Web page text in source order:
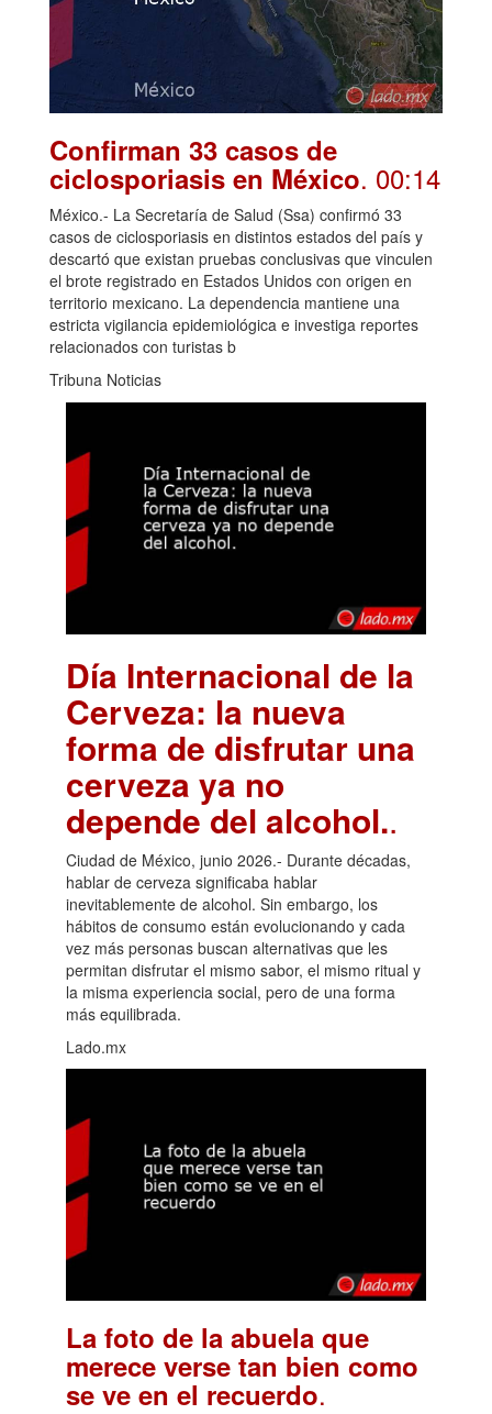
Confirman 33 casos de
ciclosporiasis en México. 00:14
México.- La Secretaría de Salud (Ssa) confirmó 33
casos de ciclosporiasis en distintos estados del país y
descartó que existan pruebas conclusivas que vinculen
el brote registrado en Estados Unidos con origen en
territorio mexicano. La dependencia mantiene una
estricta vigilancia epidemiológica e investiga reportes
relacionados con turistas b
Tribuna Noticias
Día Internacional de la
Cerveza: la nueva
forma de disfrutar una
cerveza ya no
depende del alcohol..
Ciudad de México, junio 2026.- Durante décadas,
hablar de cerveza significaba hablar
inevitablemente de alcohol. Sin embargo, los
hábitos de consumo están evolucionando y cada
vez más personas buscan alternativas que les
permitan disfrutar el mismo sabor, el mismo ritual y
la misma experiencia social, pero de una forma
más equilibrada.
Lado.mx
La foto de la abuela que
merece verse tan bien como
se ve en el recuerdo.